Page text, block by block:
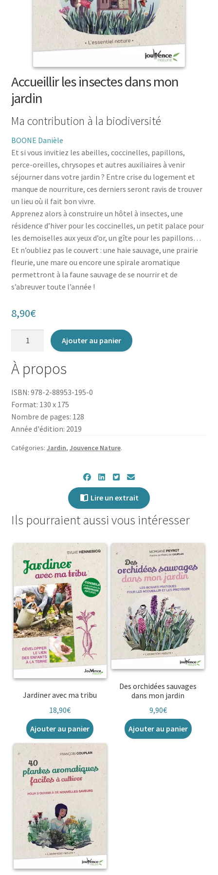
Médecine douces
Collections
Accueillir les insectes dans mon
jardin
Ma contribution à la biodiversité
BOONE Danièle
Et si vous invitiez les abeilles, coccinelles, papillons,
perce-oreilles, chrysopes et autres auxiliaires à venir
séjourner dans votre jardin ? Entre crise du logement et
manque de nourriture, ces derniers seront ravis de trouver
un lieu où il fait bon vivre.
Apprenez alors à construire un hôtel à insectes, une
résidence d’hiver pour les coccinelles, un petit palace pour
les demoiselles aux yeux d’or, un gîte pour les papillons…
Et n’oubliez pas le couvert : une haie sauvage, une prairie
fleurie, une mare ou encore une spirale aromatique
permettront à la faune sauvage de se nourrir et de
s’abreuver toute l’année !
8,90€
Accueillir
les
dans
mon
jardin
Ajouter au panier
À propos
ISBN: 978-2-88953-195-0
Format: 130 x 175
Nombre de pages: 128
Année d'édition: 2019
Catégories: Jardin, Jouvence Nature.
Lire un extrait
Ils pourraient aussi vous intéresser
Jardiner avec ma tribu
18,90€
Ajouter au panier
Des orchidées sauvages
dans mon jardin
9,90€
Ajouter au panier